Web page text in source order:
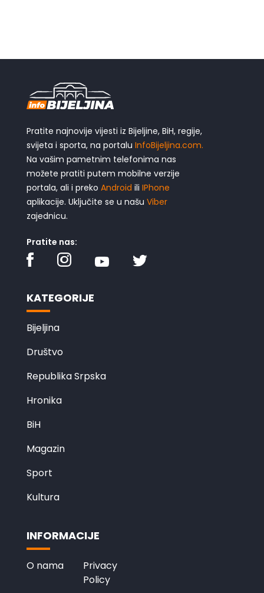
Pratite najnovije vijesti iz Bijeljine, BiH, regije,
svijeta i sporta, na portalu InfoBijeljina.com.
Na vašim pametnim telefonima nas
možete pratiti putem mobilne verzije
portala, ali i preko Android ili IPhone
aplikacije. Uključite se u našu Viber
zajednicu.
Pratite nas:
KATEGORIJE
Bijeljina
Društvo
Republika Srpska
Hronika
BiH
Magazin
Sport
Kultura
INFORMACIJE
O nama
Privacy
Policy